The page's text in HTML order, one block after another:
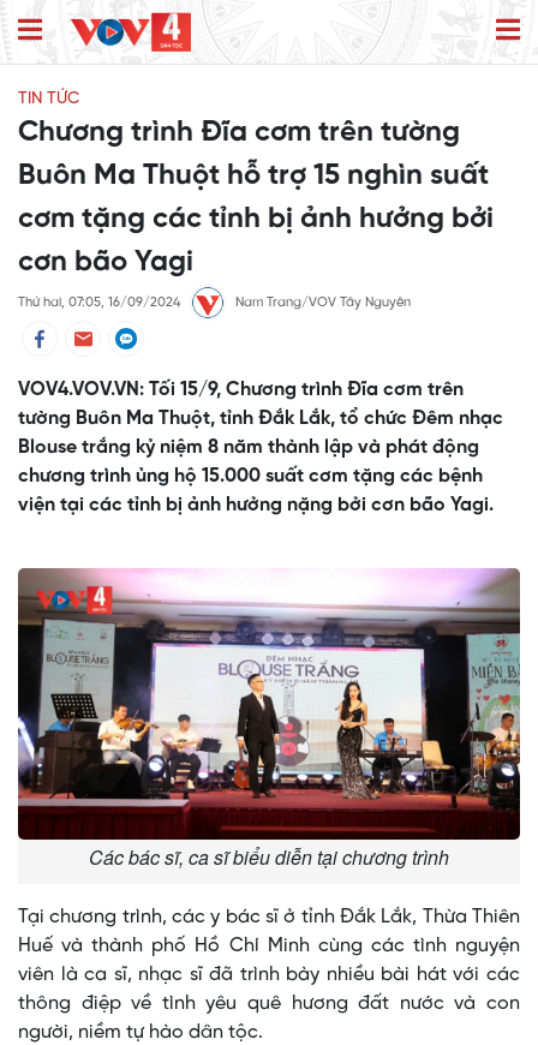
TIN TỨC
Chương trình Đĩa cơm trên tường
Buôn Ma Thuột hỗ trợ 15 nghìn suất
cơm tặng các tỉnh bị ảnh hưởng bởi
cơn bão Yagi
Thứ hai, 07:05, 16/09/2024 Nam Trang/VOV Tây Nguyên
VOV4.VOV.VN: Tối 15/9, Chương trình Đĩa cơm trên
tường Buôn Ma Thuột, tỉnh Đắk Lắk, tổ chức Đêm nhạc
Blouse trắng kỷ niệm 8 năm thành lập và phát động
chương trình ủng hộ 15.000 suất cơm tặng các bệnh
viện tại các tỉnh bị ảnh hưởng nặng bởi cơn bão Yagi.
Các bác sĩ, ca sĩ biểu diễn tại chương trình
Tại chương trình, các y bác sĩ ở tỉnh Đắk Lắk, Thừa Thiên
Huế và thành phố Hồ Chí Minh cùng các tình nguyện
viên là ca sĩ, nhạc sĩ đã trình bày nhiều bài hát với các
thông điệp về tình yêu quê hương đất nước và con
người, niềm tự hào dân tộc.